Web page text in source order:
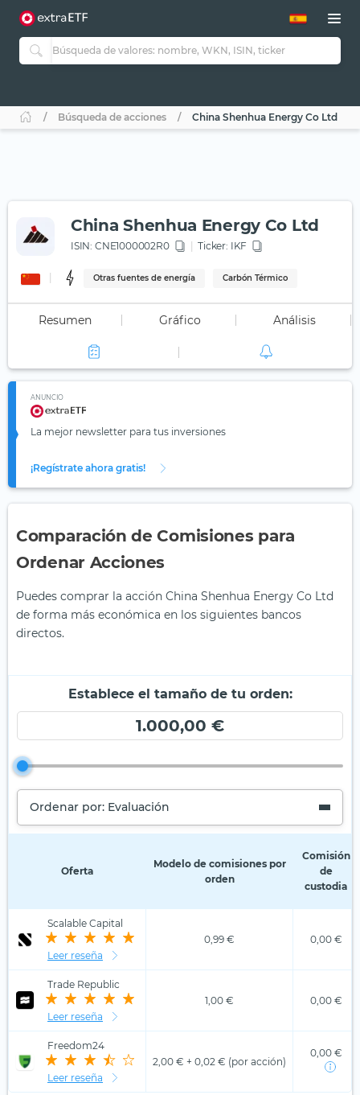
Búsqueda de acciones China Shenhua Energy Co Ltd
China Shenhua Energy Co Ltd
ISIN: CNE1000002R0 Ticker: IKF
Otras fuentes de energía Carbón Térmico
Resumen Gráfico Análisis
ANUNCIO
La mejor newsletter para tus inversiones
¡Regístrate ahora gratis!
Comparación de Comisiones para
Ordenar Acciones
Puedes comprar la acción China Shenhua Energy Co Ltd
de forma más económica en los siguientes bancos
directos.
Establece el tamaño de tu orden:
1.000,00 €
Ordenar por: Evaluación
Oferta
Modelo de comisiones por
orden
Comisión
de
custodia
Scalable Capital
Leer reseña
0,99 € 0,00 €
Trade Republic
Leer reseña
1,00 € 0,00 €
Freedom24
Leer reseña
2,00 € + 0,02 € (por acción)
0,00 €